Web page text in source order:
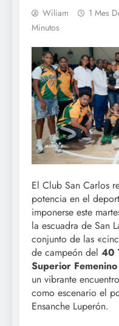
Wiliam 1 Mes
Minutos
El Club San Carlos
potencia en el
imponerse este
la escuadra de San
conjunto de las
de campeón del 40
Superior
un vibrante
como escenario el
Ensanche Luperón.